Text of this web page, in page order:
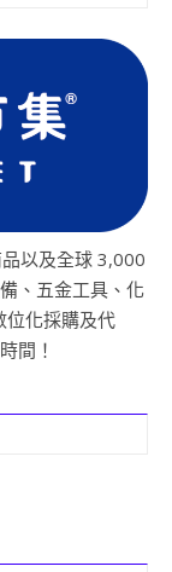
以及全球 3,000
、五金工具、化
位化採購及代
間！